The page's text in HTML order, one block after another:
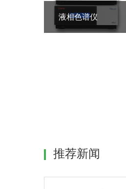
液相色谱仪
推荐新闻